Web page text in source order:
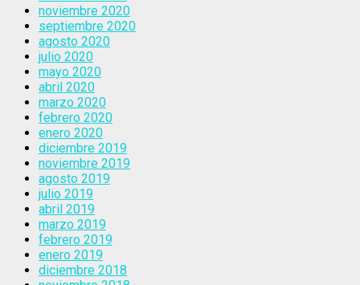
noviembre 2020
septiembre 2020
agosto 2020
julio 2020
mayo 2020
abril 2020
marzo 2020
febrero 2020
enero 2020
diciembre 2019
noviembre 2019
agosto 2019
julio 2019
abril 2019
marzo 2019
febrero 2019
enero 2019
diciembre 2018